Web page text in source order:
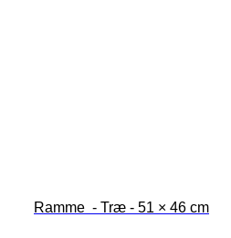
Ramme  - Træ - 51 × 46 cm